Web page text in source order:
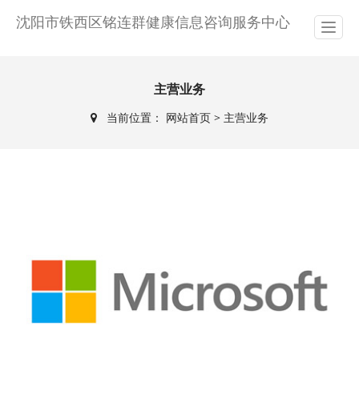
沈阳市铁西区铭连群健康信息咨询服务中心
主营业务
当前位置： 网站首页 > 主营业务